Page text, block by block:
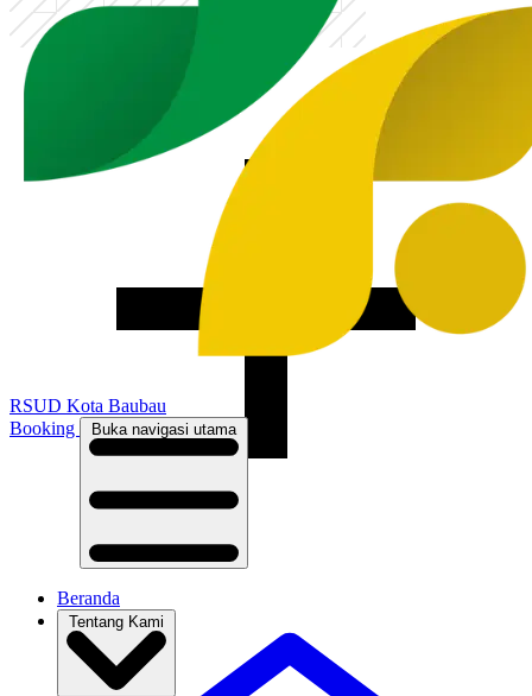
RSUD Kota Baubau
Booking
Buka navigasi utama
Beranda
Tentang Kami